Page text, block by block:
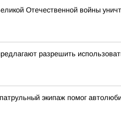
Отечественной войны
разрешить
экипаж помог